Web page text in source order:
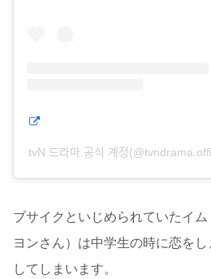
tvN 드라마 공식
ブサイクといじめられていたイ
ヨンさん）は中学生の時に恋を
してしまいます。